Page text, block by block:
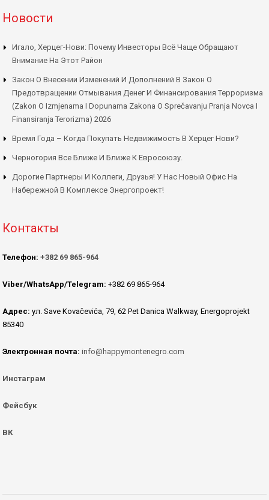
Новости
Игало, Херцег-Нови: Почему Инвесторы Всё Чаще Обращают
Внимание На Этот Район
Закон О Внесении Изменений И Дополнений В Закон О
Предотвращении Отмывания Денег И Финансирования Терроризма
(Zakon O Izmjenama I Dopunama Zakona O Sprečavanju Pranja Novca I
Finansiranja Terorizma) 2026
Время Года – Когда Покупать Недвижимость В Херцег Нови?
Черногория Все Ближе И Ближе К Евросоюзу.
Дорогие Партнеры И Коллеги, Друзья! У Нас Новый Офис На
Набережной В Комплексе Энергопроект!
Контакты
Телефон: +382 69 865-964
Viber/WhatsApp/Telegram: +382 69 865-964
Адрес: ул. Save Kovačevića, 79, 62 Pet Danica Walkway, Energoprojekt
85340
Электронная почта: info@happymontenegro.com
Инстаграм
Фейсбук
ВК